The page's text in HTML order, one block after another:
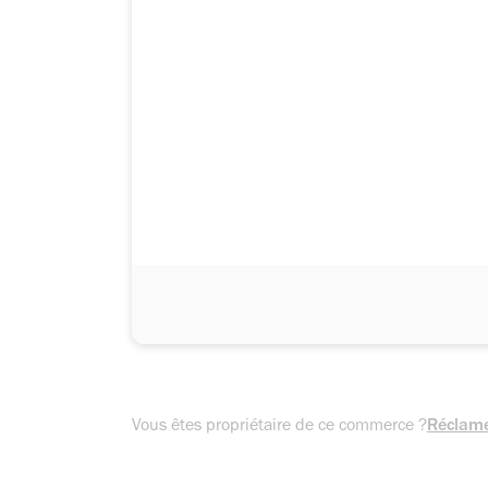
Vous êtes propriétaire de ce commerce ?